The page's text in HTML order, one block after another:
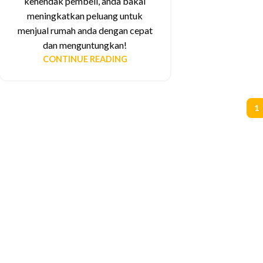
meningkatkan peluang untuk
menjual rumah anda dengan cepat
dan menguntungkan!
CONTINUE READING
1